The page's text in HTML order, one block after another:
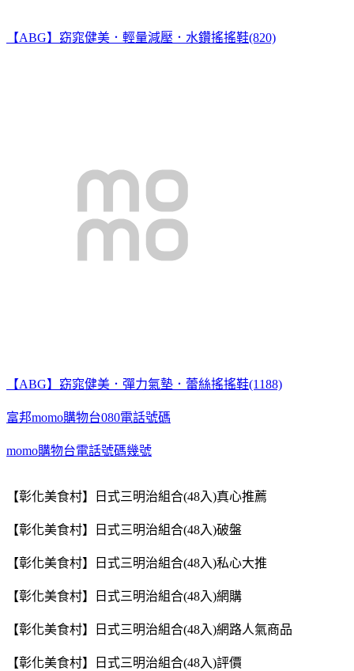
【ABG】窈窕健美．輕量減壓．水鑽搖搖鞋(820)
【ABG】窈窕健美．彈力氣墊．蕾絲搖搖鞋(1188)
富邦momo購物台080電話號碼
momo購物台電話號碼幾號
【彰化美食村】日式三明治組合(48入)真心推薦
【彰化美食村】日式三明治組合(48入)破盤
【彰化美食村】日式三明治組合(48入)私心大推
【彰化美食村】日式三明治組合(48入)網購
【彰化美食村】日式三明治組合(48入)網路人氣商品
【彰化美食村】日式三明治組合(48入)評價